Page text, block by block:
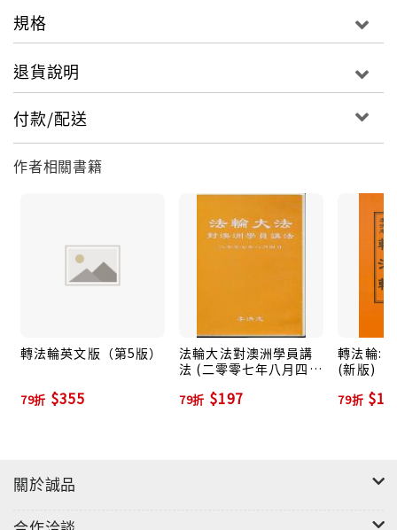
規格
退貨說明
付款/配送
作者相關書籍
轉法輪英文版（第5版）
79折 $355
法輪大法對澳洲學員講
法 (二零零七年八月四
79折 $197
轉法輪:
(新版)
79折
關於誠品